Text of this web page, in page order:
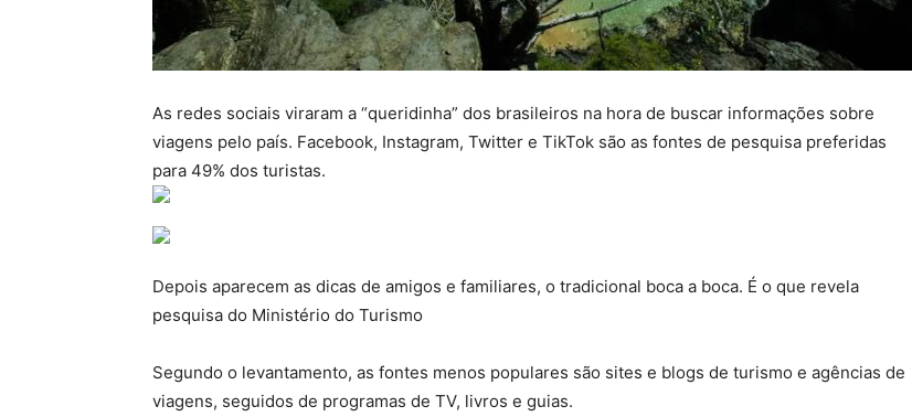
As redes sociais viraram a “queridinha” dos brasileiros na hora de buscar informações sobre
viagens pelo país. Facebook, Instagram, Twitter e TikTok são as fontes de pesquisa preferidas
para 49% dos turistas.
Depois aparecem as dicas de amigos e familiares, o tradicional boca a boca. É o que revela
pesquisa do Ministério do Turismo
Segundo o levantamento, as fontes menos populares são sites e blogs de turismo e agências de
viagens, seguidos de programas de TV, livros e guias.